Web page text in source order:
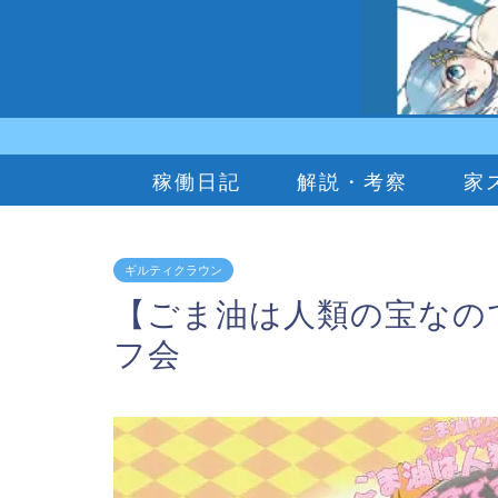
稼働日記 解説・考察 家
ギルティクラウン
【ごま油は人類の宝な
フ会